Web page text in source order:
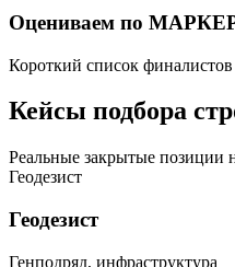
Оцениваем по
Короткий список
Кейсы подбора
Реальные закрытые позиции
Геодезист
Геодезист
Генподряд, инфраструктура